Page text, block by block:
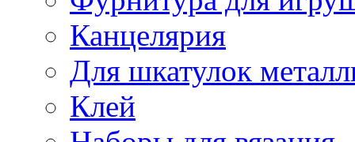
Канцелярия
Для шкатулок
Клей